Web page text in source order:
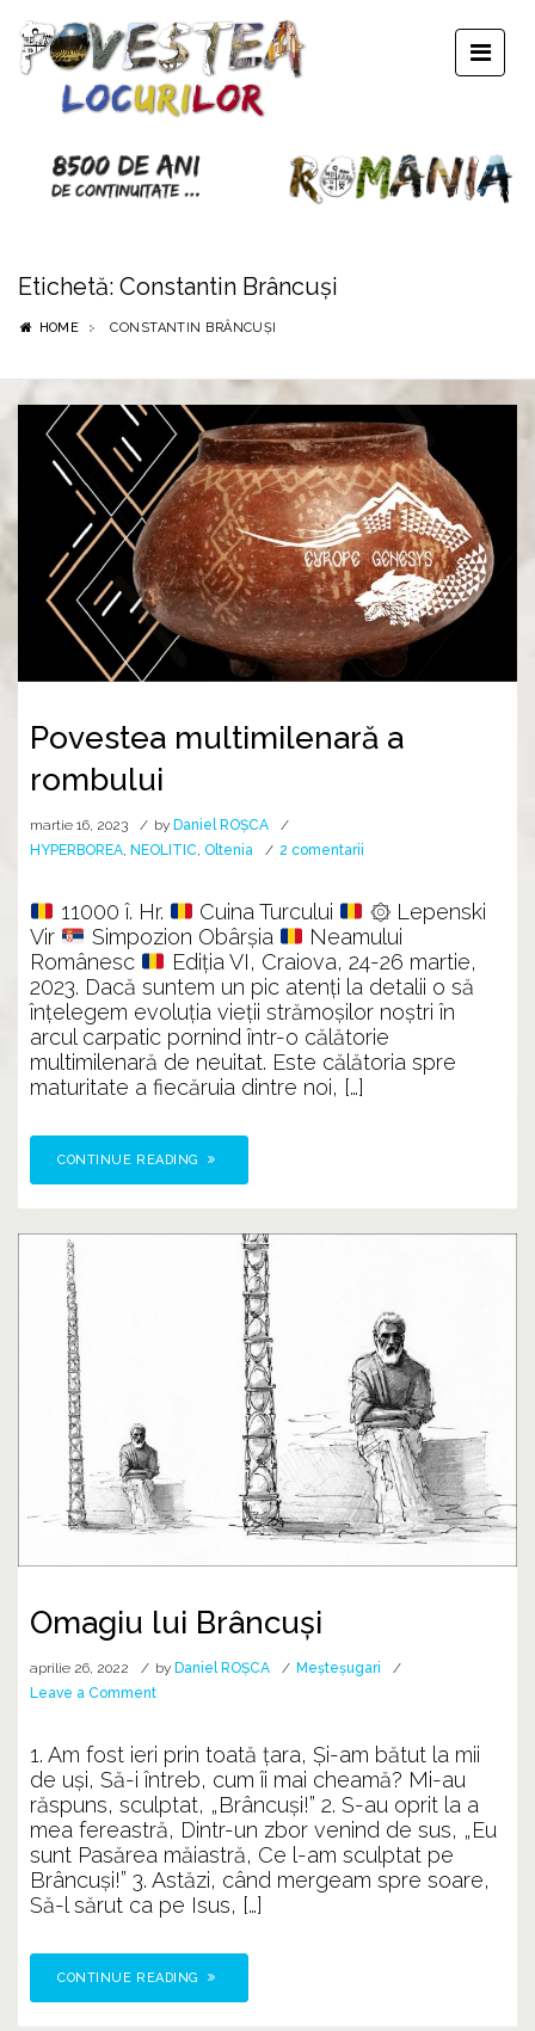
Etichetă: Constantin Brâncuşi
HOME CONSTANTIN BRÂNCUŞI
Povestea multimilenară a
rombului
martie 16, 2023 by Daniel ROȘCA
HYPERBOREA, NEOLITIC, Oltenia 2 comentarii
multimilenară
rombului
11000 î. Hr. Cuina Turcului
۞ Lepenski
Vir
Simpozion Obârșia
Neamului
Românesc
Ediția VI, Craiova, 24-26 martie,
2023. Dacă suntem un pic atenți la detalii o să
înțelegem evoluția vieții strămoșilor noștri în
arcul carpatic pornind într-o călătorie
multimilenară de neuitat. Este călătoria spre
maturitate a fiecăruia dintre noi, […]
CONTINUE READING
Omagiu lui Brâncuși
aprilie 26, 2022 by Daniel ROȘCA
Meșteșugari
Leave a Commenton
lui
Brâncuși
1. Am fost ieri prin toată ţara, Și-am bătut la mii
de uşi, Să-i întreb, cum îi mai cheamă? Mi-au
răspuns, sculptat, „Brâncuşi!” 2. S-au oprit la a
mea fereastră, Dintr-un zbor venind de sus, „Eu
sunt Pasărea măiastră, Ce l-am sculptat pe
Brâncuși!” 3. Astăzi, când mergeam spre soare,
Să-l sărut ca pe Isus, […]
CONTINUE READING